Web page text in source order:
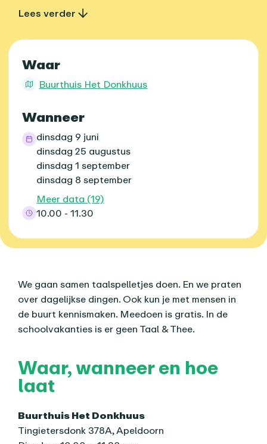
Lees verder
Praktische informatie
Waar
Buurthuis Het Donkhuus
Wanneer
dinsdag 9 juni
dinsdag 25 augustus
dinsdag 1 september
dinsdag 8 september
Meer data (19)
10.00 - 11.30
Over dit agenda-item
We gaan samen taalspelletjes doen. En we praten
over dagelijkse dingen. Ook kun je met mensen in
de buurt kennismaken. Meedoen is gratis. In de
schoolvakanties is er geen Taal & Thee.
Waar, wanneer en hoe
laat
Buurthuis Het Donkhuus
Tingietersdonk 378A, Apeldoorn